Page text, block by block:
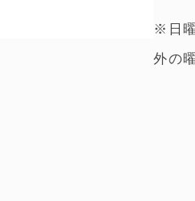
※日
外の